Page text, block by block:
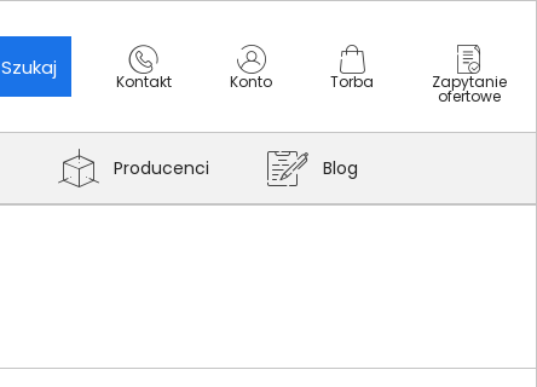
Szukaj
Kontakt Konto Torba Zapytanie
ofertowe
Producenci Blog